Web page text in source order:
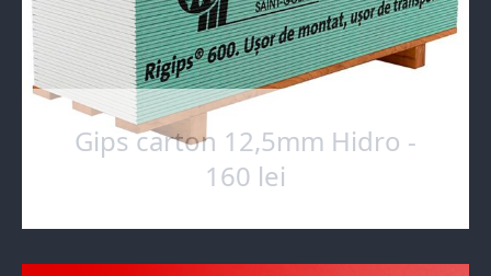
Gips carton 12,5mm Hidro -
160 lei